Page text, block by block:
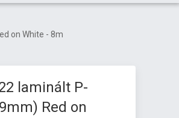
on White - 8m
laminált P-
Red on